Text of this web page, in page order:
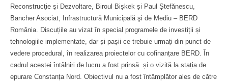
Reconstrucţie şi Dezvoltare, Biroul Bișkek și Paul Ștefănescu,
Bancher Asociat, Infrastructură Municipală şi de Mediu – BERD
România. Discuțiile au vizat în special programele de investiții și
tehnologiile implementate, dar și pașii ce trebuie urmați din punct de
vedere procedural, în realizarea proiectelor cu cofinanțare BERD. În
cadrul acestei întâlniri de lucru a fost prinsă și o vizită la stația de
epurare Constanța Nord. Obiectivul nu a fost întâmplător ales de către